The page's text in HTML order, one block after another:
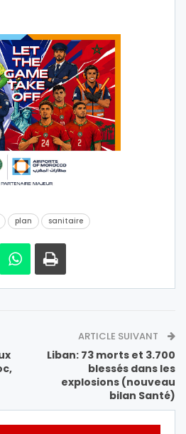
plan sanitaire
ARTICLE SUIVANT
Liban: 73 morts et 3.700
blessés dans les
explosions (nouveau
bilan Santé)